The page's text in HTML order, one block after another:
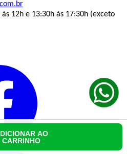
às 12h e 13:30h às 17:30h (exceto
AO
CARRINHO